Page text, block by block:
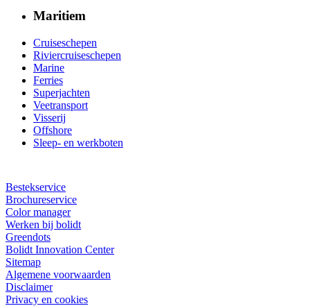
Maritiem
Cruiseschepen
Riviercruiseschepen
Marine
Ferries
Superjachten
Veetransport
Visserij
Offshore
Sleep- en werkboten
Bestekservice
Brochureservice
Color manager
Werken bij bolidt
Greendots
Bolidt Innovation Center
Sitemap
Algemene voorwaarden
Disclaimer
Privacy en cookies